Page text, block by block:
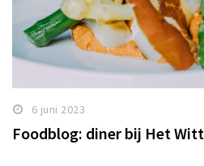
6 juni 2023
Foodblog: diner bij Het